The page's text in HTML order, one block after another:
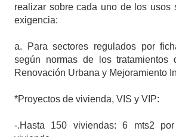
realizar sobre cada uno de los usos
exigencia:
a. Para sectores regulados por
según normas de los tratamientos
Renovación Urbana y Mejoramiento
*Proyectos de vivienda, VIS y VIP:
-.Hasta 150 viviendas: 6 mts2